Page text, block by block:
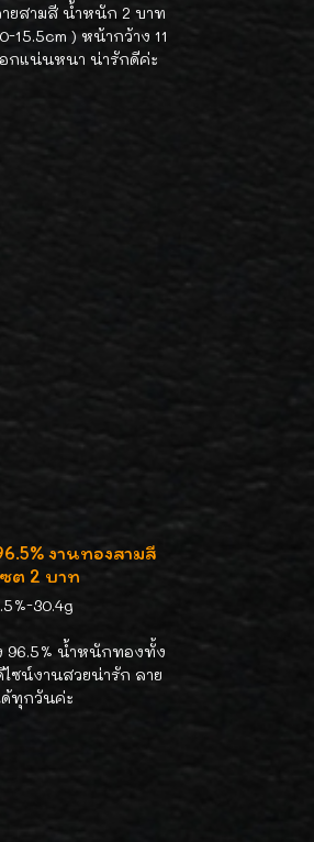
ยสามสี น้ำหนัก 2 บาท
15.5cm ) หน้ากว้าง 11
กแน่นหนา น่ารักดีค่ะ
งานทองสามสี
ต 2 บาท
30.4g
96.5% น้ำหนักทองทั้ง
ซน์งานสวยน่ารัก ลาย
ด้ทุกวันค่ะ